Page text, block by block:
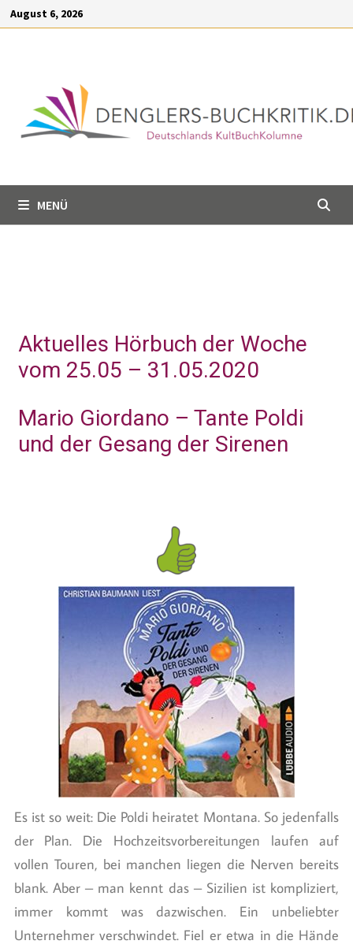
springen
August 6, 2026
MENÜ
Aktuelles Hörbuch der Woche
vom 25.05 – 31.05.2020
Mario Giordano – Tante Poldi
und der Gesang der Sirenen
Es ist so weit: Die Poldi heiratet Montana. So jedenfalls
der Plan. Die Hochzeitsvorbereitungen laufen auf
vollen Touren, bei manchen liegen die Nerven bereits
blank. Aber – man kennt das – Sizilien ist kompliziert,
immer kommt was dazwischen. Ein unbeliebter
Unternehmer verschwindet. Fiel er etwa in die Hände